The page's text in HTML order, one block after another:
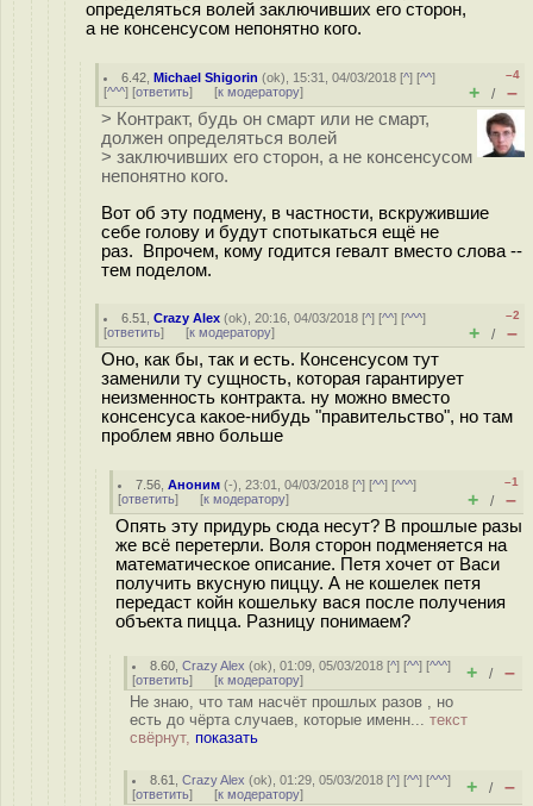
определяться волей заключивших его сторон,
а не консенсусом непонятно кого.
6.42 ,Michael Shigorin (ok), 15:31, 04/03/2018 [^] [^^]
[^^^] [ответить] [к модератору]
–4
+ / –
> Контракт, будь он смарт или не смарт,
должен определяться волей
> заключивших его сторон, а не консенсусом
непонятно кого.
Вот об эту подмену, в частности, вскружившие
себе голову и будут спотыкаться ещё не
раз. Впрочем, кому годится гевалт вместо слова --
тем поделом.
6.51 ,Crazy Alex (ok), 20:16, 04/03/2018 [^] [^^] [^^^]
[ответить] [к модератору]
–2
+ / –
Оно, как бы, так и есть. Консенсусом тут
заменили ту сущность, которая гарантирует
неизменность контракта. ну можно вместо
консенсуса какое-нибудь "правительство", но там
проблем явно больше
7.56 ,Аноним (-), 23:01, 04/03/2018 [^] [^^] [^^^]
[ответить] [к модератору]
–1
+ / –
Опять эту придурь сюда несут? В прошлые разы
же всё перетерли. Воля сторон подменяется на
математическое описание. Петя хочет от Васи
получить вкусную пиццу. А не кошелек петя
передаст койн кошельку вася после получения
объекта пицца. Разницу понимаем?
8.60 ,Crazy Alex (ok), 01:09, 05/03/2018 [^] [^^] [^^^]
[ответить] [к модератору] + / –
Не знаю, что там насчёт прошлых разов , но
есть до чёрта случаев, которые именн... текст
свёрнут, показать
8.61 ,Crazy Alex (ok), 01:29, 05/03/2018 [^] [^^] [^^^]
[ответить] [к модератору] + / –